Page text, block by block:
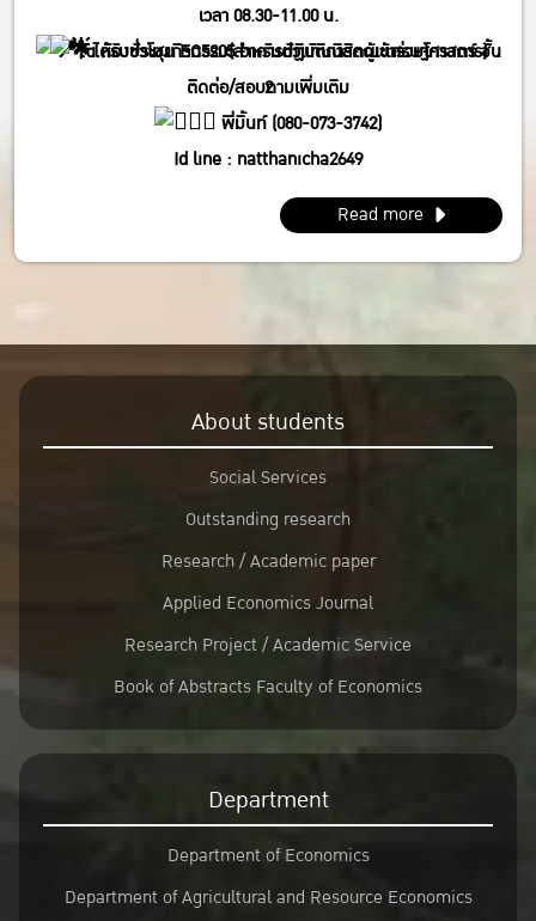
เวลา 08.30-11.00 น.
ณ ห้องประชุม EC5205 อาคารปฏิบัติการคณะเศรษฐศาสตร์ ชั้น
2
ได้รับชั่วโมงกิจกรรม(สำหรับตัวแทนนิสิตผู้เข้าร่วมโครงการ)
ติดต่อ/สอบถามเพิ่มเติม
พี่มิ้นท์ (080-073-3742)
Id line : natthanicha2649
IG : @_m.mintt_
พี่โฟร์ (086-339-3381)
Id line : fourbrabra424
Read more
About students
Social Services
Outstanding research
Research / Academic paper
Applied Economics Journal
Research Project / Academic Service
Book of Abstracts Faculty of Economics
Department
Department of Economics
Department of Agricultural and Resource Economics